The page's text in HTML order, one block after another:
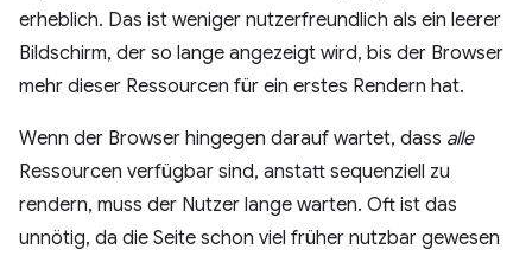
erheblich. Das ist weniger nutzerfreundlich als ein leerer
Bildschirm, der so lange angezeigt wird, bis der Browser
mehr dieser Ressourcen für ein erstes Rendern hat.
Wenn der Browser hingegen darauf wartet, dass alle
Ressourcen verfügbar sind, anstatt sequenziell zu
rendern, muss der Nutzer lange warten. Oft ist das
unnötig, da die Seite schon viel früher nutzbar gewesen